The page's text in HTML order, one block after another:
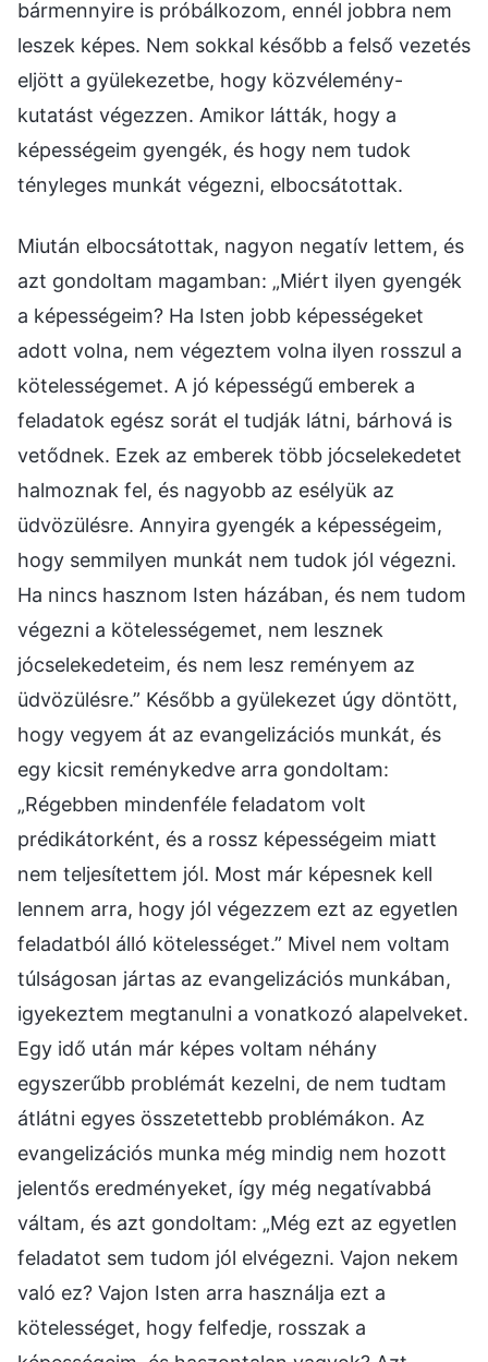
bármennyire is próbálkozom, ennél jobbra nem
leszek képes. Nem sokkal később a felső vezetés
eljött a gyülekezetbe, hogy közvélemény-
kutatást végezzen. Amikor látták, hogy a
képességeim gyengék, és hogy nem tudok
tényleges munkát végezni, elbocsátottak.
Miután elbocsátottak, nagyon negatív lettem, és
azt gondoltam magamban: „Miért ilyen gyengék
a képességeim? Ha Isten jobb képességeket
adott volna, nem végeztem volna ilyen rosszul a
kötelességemet. A jó képességű emberek a
feladatok egész sorát el tudják látni, bárhová is
vetődnek. Ezek az emberek több jócselekedetet
halmoznak fel, és nagyobb az esélyük az
üdvözülésre. Annyira gyengék a képességeim,
hogy semmilyen munkát nem tudok jól végezni.
Ha nincs hasznom Isten házában, és nem tudom
végezni a kötelességemet, nem lesznek
jócselekedeteim, és nem lesz reményem az
üdvözülésre.” Később a gyülekezet úgy döntött,
hogy vegyem át az evangelizációs munkát, és
egy kicsit reménykedve arra gondoltam:
„Régebben mindenféle feladatom volt
prédikátorként, és a rossz képességeim miatt
nem teljesítettem jól. Most már képesnek kell
lennem arra, hogy jól végezzem ezt az egyetlen
feladatból álló kötelességet.” Mivel nem voltam
túlságosan jártas az evangelizációs munkában,
igyekeztem megtanulni a vonatkozó alapelveket.
Egy idő után már képes voltam néhány
egyszerűbb problémát kezelni, de nem tudtam
átlátni egyes összetettebb problémákon. Az
evangelizációs munka még mindig nem hozott
jelentős eredményeket, így még negatívabbá
váltam, és azt gondoltam: „Még ezt az egyetlen
feladatot sem tudom jól elvégezni. Vajon nekem
való ez? Vajon Isten arra használja ezt a
kötelességet, hogy felfedje, rosszak a